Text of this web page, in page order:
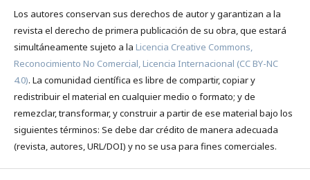
Los autores conservan sus derechos de autor y garantizan a la
revista el derecho de primera publicación de su obra, que estará
simultáneamente sujeto a la Licencia Creative Commons,
Reconocimiento No Comercial, Licencia Internacional (CC BY-NC
4.0). La comunidad científica es libre de compartir, copiar y
redistribuir el material en cualquier medio o formato; y de
remezclar, transformar, y construir a partir de ese material bajo los
siguientes términos: Se debe dar crédito de manera adecuada
(revista, autores, URL/DOI) y no se usa para fines comerciales.